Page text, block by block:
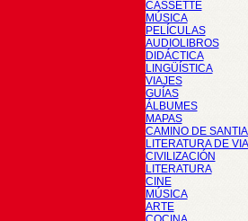
CASSETTE
MÚSICA
PELÍCULAS
AUDIOLIBROS
DIDÁCTICA
LINGÜÍSTICA
VIAJES
GUÍAS
ÁLBUMES
MAPAS
CAMINO DE
LITERATURA DE
CIVILIZACIÓN
LITERATURA
CINE
MÚSICA
ARTE